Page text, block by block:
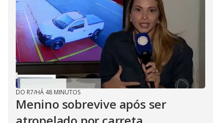
DO R7/HÁ 48 MINUTOS
Menino sobrevive após ser